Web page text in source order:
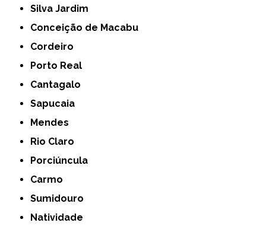
Silva Jardim
Conceição de Macabu
Cordeiro
Porto Real
Cantagalo
Sapucaia
Mendes
Rio Claro
Porciúncula
Carmo
Sumidouro
Natividade